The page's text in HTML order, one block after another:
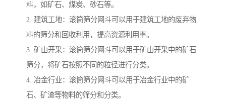
料，如矿石、煤炭、砂石等。
2. 建筑工地：滚筒筛分网斗可以用于建筑工地的废弃物
料的筛分和回收利用，提高资源利用率。
3. 矿山开采：滚筒筛分网斗可以用于矿山开采中的矿石
筛分，将矿石按照不同的粒径进行分类。
4. 冶金行业：滚筒筛分网斗可以用于冶金行业中的矿
石、矿渣等物料的筛分和分类。